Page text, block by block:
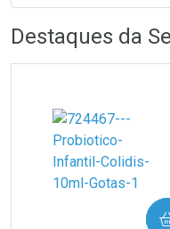
Laboratório
Ativar Desconto
Por Menos
Destaques da
COMPRAR